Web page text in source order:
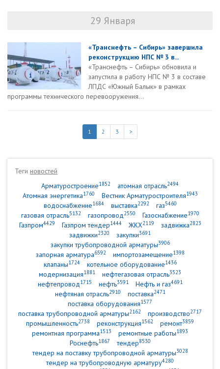
29 Января
«Транснефть – Сибирь» завершила
реконструкцию НПС № 3 в...
«Транснефть – Сибирь» обновила и
запустила в работу НПС № 3 в составе
ЛПДС «Южный Балык» в рамках
программы технического перевооружения...
1 2 3 >
Теги новостей
Арматуростроение1852 атомная отрасль2494
Атомная энергетика1760 Вестник Арматуростроителя1943
водоснабжение1684 выставка2292 газ5460
газовая отрасль5132 газопровод2550 Газоснабжение1970
Газпром4429 Газпром тендер1444 ЖКХ2119 задвижка2823
задвижки2320 закупки3691
закупки трубопроводной арматуры3906
запорная арматура6592 импортозамещение1398
клапаны1724 котельное оборудование1436
модернизация1881 нефтегазовая отрасль3523
нефтепровод1715 нефть3591 Нефть и газ4691
нефтяная отрасль2910 поставка2471
поставка оборудования1577
поставка трубопроводной арматуры2162 производство2717
промышленность2738 реконструкция1562 ремонт3859
ремонтная программа1513 ремонтные работы1893
Роснефть1867 тендер8530
тендер на поставку трубопроводной арматуры3028
тендер на трубопроводную арматуру4280